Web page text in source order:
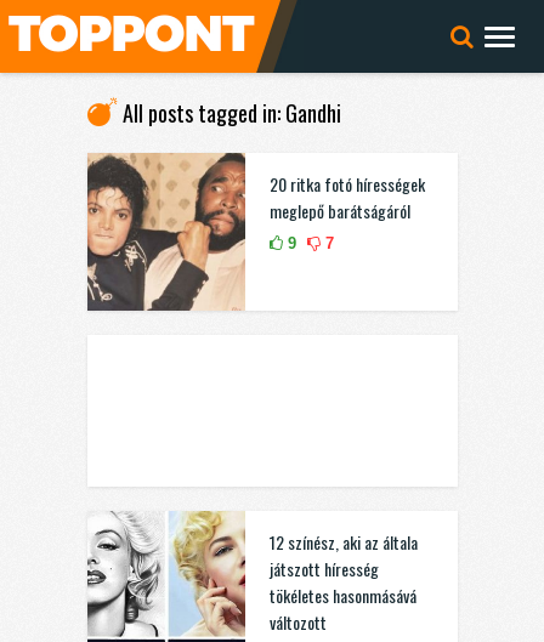
All posts tagged in: Gandhi
20 ritka fotó hírességek
meglepő barátságáról
9 7
12 színész, aki az általa
játszott híresség
tökéletes hasonmásává
változott